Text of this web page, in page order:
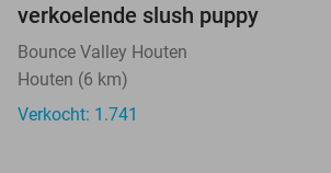
verkoelende slush puppy
Bounce Valley Houten
Houten (6 km)
Verkocht: 1.741